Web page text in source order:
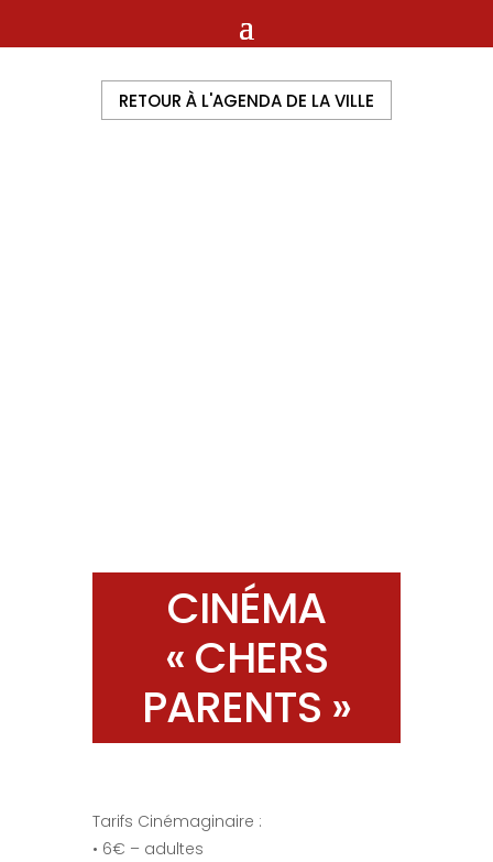
RETOUR À L'AGENDA DE LA VILLE
CINÉMA
« CHERS
PARENTS »
Tarifs Cinémaginaire :
• 6€ – adultes